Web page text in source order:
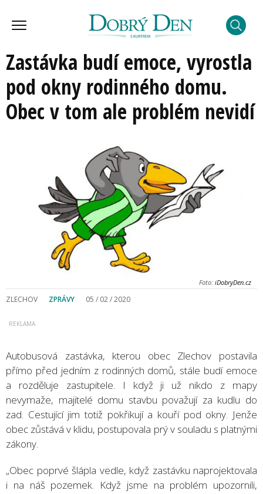
Zastávka budí emoce, vyrostla
pod okny rodinného domu.
Obec v tom ale problém nevidí
Foto: iDobryDen.cz
ZLECHOV ZPRÁVY 05 / 02 / 2020
Autobusová zastávka, kterou obec Zlechov postavila
přímo před jedním z rodinných domů, stále budí emoce
a rozděluje zastupitele. I když ji už nikdo z mapy
nevymaže, majitelé domu stavbu považují za kudlu do
zad. Cestující jim totiž pokřikují a kouří pod okny. Jenže
obec zůstává v klidu, postupovala prý v souladu s platnými
zákony.
„Obec poprvé šlápla vedle, když zastávku naprojektovala
i na náš pozemek. Když jsme na problém upozornili,